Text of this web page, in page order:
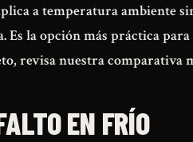
a temperatura ambiente
la opción más práctica
revisa nuestracomparativa
EN FRÍO